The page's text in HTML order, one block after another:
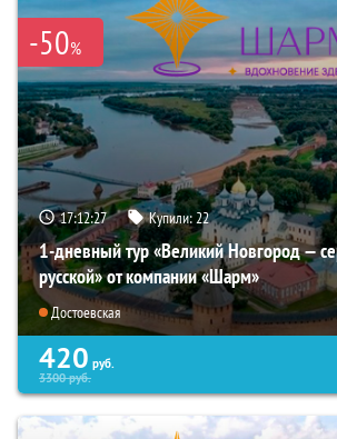
-50%
17:12:26 Купили:22
1-дневный тур «Великий Новгород —
русской» от компании «Шарм»
Достоевская
420 руб.
3300руб.